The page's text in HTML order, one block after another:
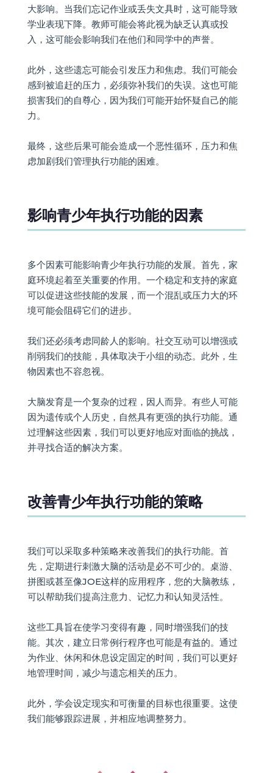
大影响。当我们忘记作业或丢失文具时，这可能导致
学业表现下降。教师可能会将此视为缺乏认真或投
入，这可能会影响我们在他们和同学中的声誉。
此外，这些遗忘可能会引发压力和焦虑。我们可能会
感到被追赶的压力，必须弥补我们的失误。这也可能
损害我们的自尊心，因为我们可能开始怀疑自己的能
力。
最终，这些后果可能会造成一个恶性循环，压力和焦
虑加剧我们管理执行功能的困难。
影响青少年执行功能的因素
多个因素可能影响青少年执行功能的发展。首先，家
庭环境起着至关重要的作用。一个稳定和支持的家庭
可以促进这些技能的发展，而一个混乱或压力大的环
境可能会阻碍它们的进步。
我们还必须考虑同龄人的影响。社交互动可以增强或
削弱我们的技能，具体取决于小组的动态。此外，生
物因素也不容忽视。
大脑发育是一个复杂的过程，因人而异。有些人可能
因为遗传或个人历史，自然具有更强的执行功能。通
过理解这些因素，我们可以更好地应对面临的挑战，
并寻找合适的解决方案。
改善青少年执行功能的策略
我们可以采取多种策略来改善我们的执行功能。首
先，定期进行刺激大脑的活动是必不可少的。桌游、
拼图或甚至像JOE这样的应用程序，您的大脑教练，
可以帮助我们提高注意力、记忆力和认知灵活性。
这些工具旨在使学习变得有趣，同时增强我们的技
能。其次，建立日常例行程序也可能是有益的。通过
为作业、休闲和休息设定固定的时间，我们可以更好
地管理时间，减少与遗忘相关的压力。
此外，学会设定现实和可衡量的目标也很重要。这使
我们能够跟踪进展，并相应地调整努力。